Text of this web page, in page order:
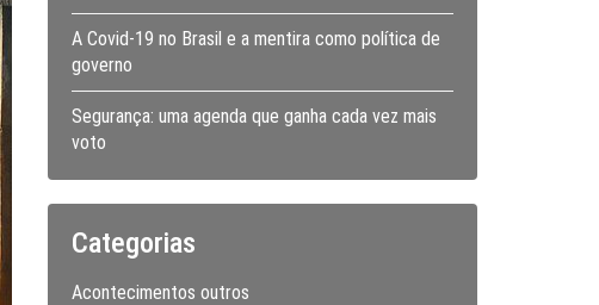
A Covid-19 no Brasil e a mentira como política de
governo
Segurança: uma agenda que ganha cada vez mais
voto
Categorias
Acontecimentos outros